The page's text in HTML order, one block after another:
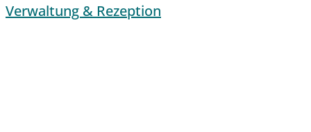
Verwaltung & Rezeption